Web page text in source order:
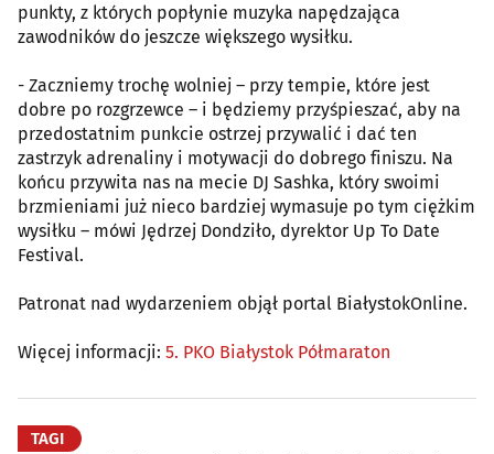
punkty, z których popłynie muzyka napędzająca
zawodników do jeszcze większego wysiłku.
- Zaczniemy trochę wolniej – przy tempie, które jest
dobre po rozgrzewce – i będziemy przyśpieszać, aby na
przedostatnim punkcie ostrzej przywalić i dać ten
zastrzyk adrenaliny i motywacji do dobrego finiszu. Na
końcu przywita nas na mecie DJ Sashka, który swoimi
brzmieniami już nieco bardziej wymasuje po tym ciężkim
wysiłku – mówi Jędrzej Dondziło, dyrektor Up To Date
Festival.
Patronat nad wydarzeniem objął portal BiałystokOnline.
Więcej informacji: 5. PKO Białystok Półmaraton
TAGI